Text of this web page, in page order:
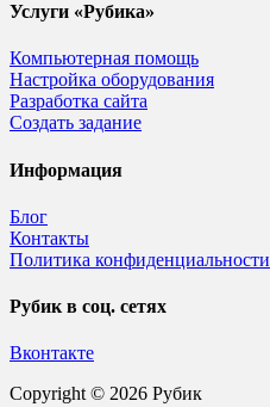
Услуги «Рубика»
Компьютерная помощь
Настройка оборудования
Разработка сайта
Создать задание
Информация
Блог
Контакты
Политика конфиденциальности
Рубик в соц. сетях
Вконтакте
Copyright © 2026 Рубик